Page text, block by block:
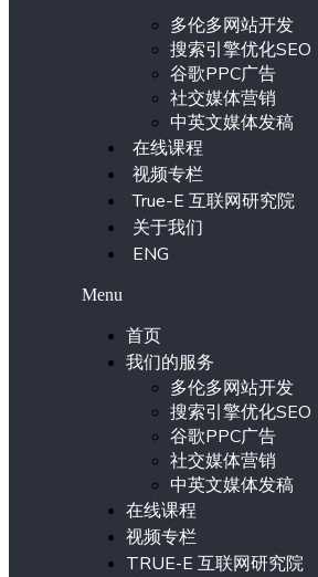
多伦多网站开发
搜索引擎优化SEO
谷歌PPC广告
社交媒体营销
中英文媒体发稿
在线课程
视频专栏
True-E 互联网研究院
关于我们
ENG
Menu
首页
我们的服务
多伦多网站开发
搜索引擎优化SEO
谷歌PPC广告
社交媒体营销
中英文媒体发稿
在线课程
视频专栏
TRUE-E 互联网研究院